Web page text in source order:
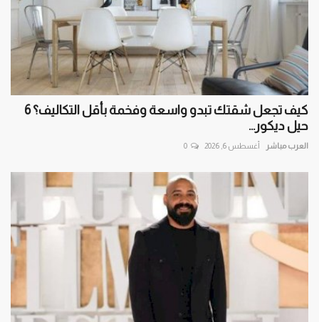
كيف تجعل شقتك تبدو واسعة وفخمة بأقل التكاليف؟ 6
حيل ديكور...
العرب مباشر أغسطس 6, 2026 0